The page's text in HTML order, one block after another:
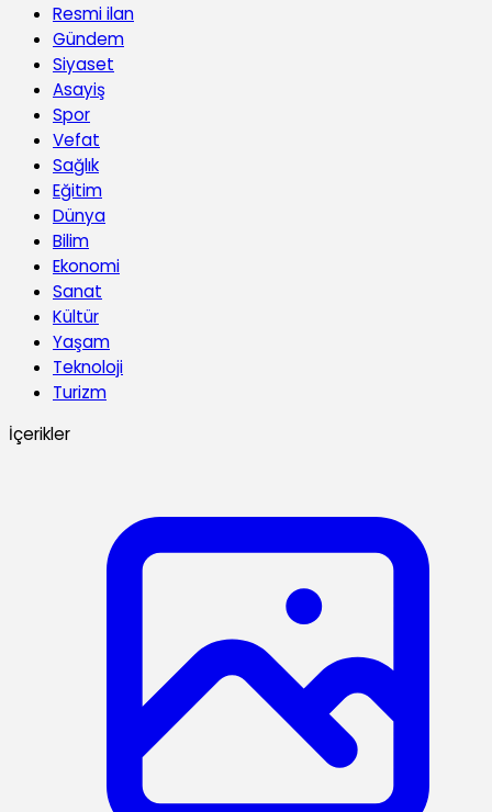
Resmi ilan
Gündem
Siyaset
Asayiş
Spor
Vefat
Sağlık
Eğitim
Dünya
Bilim
Ekonomi
Sanat
Kültür
Yaşam
Teknoloji
Turizm
İçerikler